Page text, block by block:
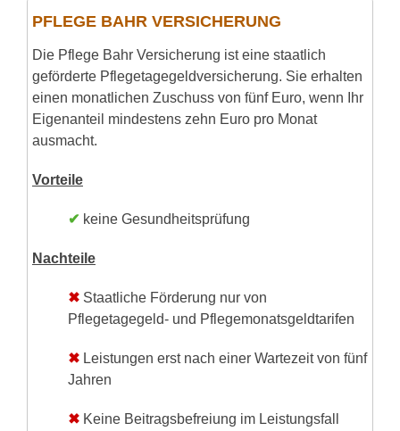
PFLEGE BAHR VERSICHERUNG
Die Pflege Bahr Versicherung ist eine staatlich
geförderte Pflegetagegeldversicherung. Sie erhalten
einen monatlichen Zuschuss von fünf Euro, wenn Ihr
Eigenanteil mindestens zehn Euro pro Monat
ausmacht.
Vorteile
✔ keine Gesundheitsprüfung
Nachteile
✖Staatliche Förderung nur von
Pflegetagegeld- und Pflegemonatsgeldtarifen
✖Leistungen erst nach einer Wartezeit von fünf
Jahren
✖Keine Beitragsbefreiung im Leistungsfall